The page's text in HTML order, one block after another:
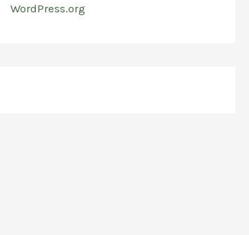
WordPress.org